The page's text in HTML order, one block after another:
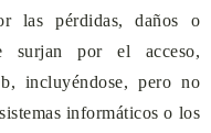
las pérdidas, daños o
surjan por el acceso,
incluyéndose, pero no
informáticos o los